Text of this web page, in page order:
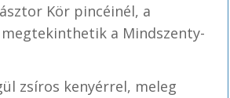
Kör pincéinél, a
megtekinthetik a Mindszenty-
zsíros kenyérrel, meleg